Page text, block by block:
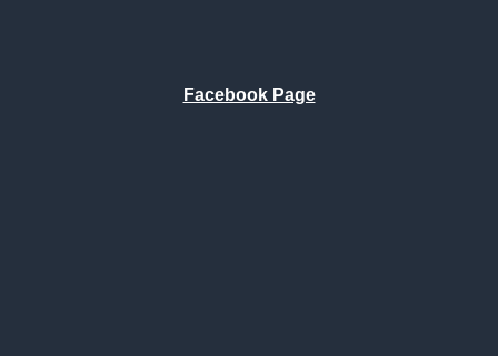
Facebook Page